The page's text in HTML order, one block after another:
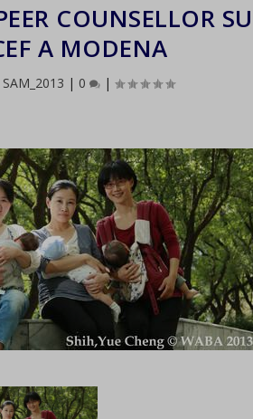
COUNSELLOR SU
A MODENA
SAM_2013 | 0 |